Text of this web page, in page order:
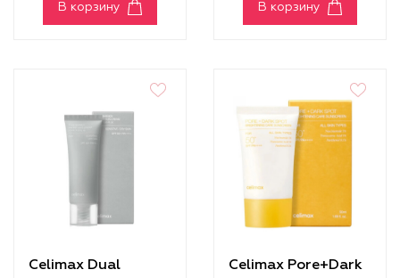
В корзину В корзину
Celimax Dual
Celimax Pore+Dark